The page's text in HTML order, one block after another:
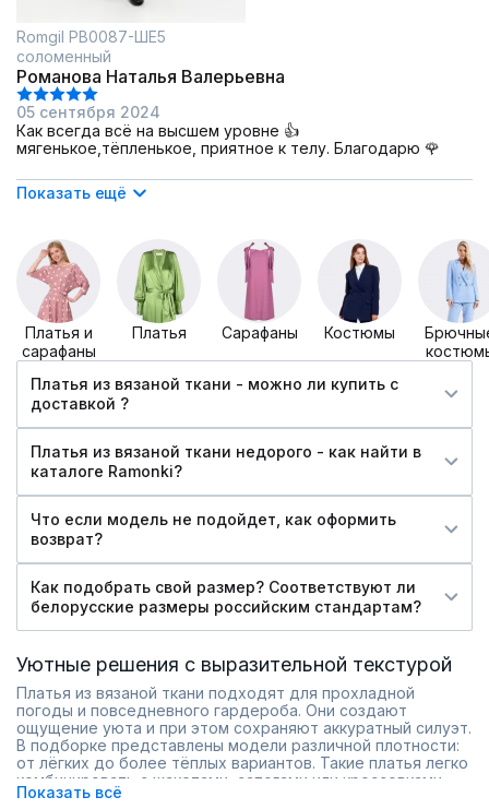
Romgil РВ0087-ШЕ5
соломенный
Романова Наталья Валерьевна
05 сентября 2024
Как всегда всё на высшем уровне 👍
мягенькое,тёпленькое, приятное к телу. Благодарю 🌹
Показать ещё
Платья и
сарафаны
Платья Сарафаны Костюмы
Платья из вязаной ткани - можно ли купить c
доставкой ?
Платья из вязаной ткани недорого - как найти в
каталоге Ramonki?
Что если модель не подойдет, как оформить
возврат?
Как подобрать свой размер? Соответствуют ли
белорусские размеры российским стандартам?
Уютные решения с выразительной текстурой
Платья из вязаной ткани подходят для прохладной
погоды и повседневного гардероба. Они создают
ощущение уюта и при этом сохраняют аккуратный силуэт.
В подборке представлены модели различной плотности:
от лёгких до более тёплых вариантов. Такие платья легко
комбинировать с жакетами, сапогами или кроссовками.
Фасоны отличаются практичностью: прямой крой, длина
Показать всё